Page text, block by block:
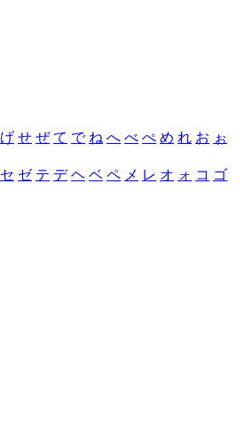
げ せ ぜ て で ね へ べ ぺ め れ お ぉ
セ ゼ テ デ ヘ ベ ペ メ レ オ ォ コ ゴ